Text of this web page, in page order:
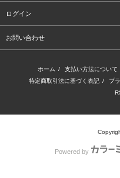
ログイン
お問い合わせ
ホーム / 支払い方法について
特定商取引法に基づく表記 / プ
Powered by